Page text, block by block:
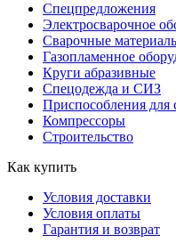
Спецпредложения
Электросварочное
Сварочные
Газопламенное
Круги абразивные
Спецодежда и СИЗ
Приспособления для
Компрессоры
Строительство
Как купить
Условия доставки
Условия оплаты
Гарантия и возврат